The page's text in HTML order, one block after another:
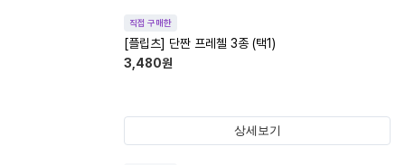
직접 구매한
[플립츠] 단짠 프레첼 3종 (택1)
3,480원
상세보기